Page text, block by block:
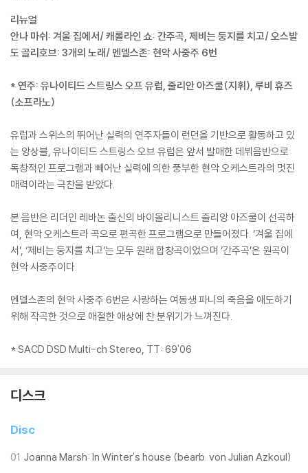
리뉴얼
안나 마쉬: 겨울 집에서/ 캐롤라인 쇼: 간주곡, 제비는 둥지를 치고/ 오스발
도 골리호브: 3개의 노래/ 멘델스존: 현악 사중주 6번
* 연주: 유나이티드 스트링스 오프 유럽, 줄리안 아즈쿨(지휘), 루비 휴즈
(소프라노)
유럽과 스위스의 뛰어난 실력의 연주자들이 런던을 기반으로 활동하고 있
는 앙상블, 유나이티드 스트링스 오브 유럽은 앞서 발매한 데뷔음반으로
독창적인 프로그램과 빼어난 실력에 의한 풍부한 현악 오케스트라의 멋진
매력이라는 극찬을 받았다.
본 음반은 리더인 레바논 출신의 바이올리니스트 줄리앙 아즈쿨이 선곡하
여, 현악 오케스트라 곡으로 편곡한 프로그램으로 만들어졌다. ‘겨울 집에
서’, ‘제비는 둥지를 치고’는 모두 원래 합창곡이었으며 ‘간주곡’은 원곡이
현악 사중주이다.
멘델스존의 현악 사중주 6번은 사랑하는 여동생 파니의 죽음을 애도하기
위해 작곡한 것으로 애절한 애상에 찬 분위기가 느껴진다.
* SACD DSD Multi-ch Stereo, TT: 69'06
디스크
Disc
01 Joanna Marsh: In Winter's house (bearb. von Julian Azkoul)